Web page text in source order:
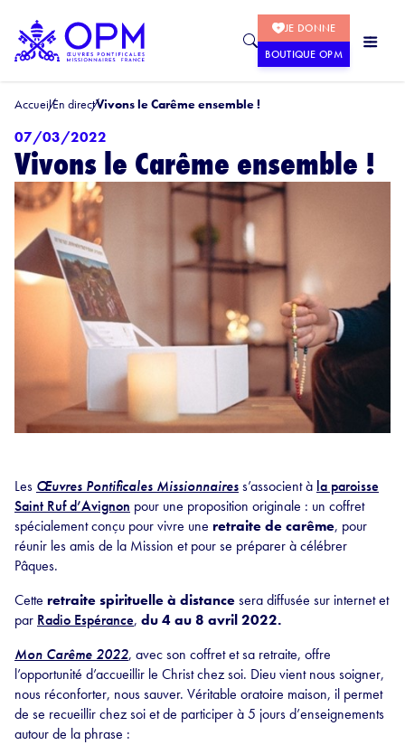
JE DONNE
BOUTIQUE OPM
AccueilEn directVivons le Carême ensemble !
07/03/2022
Vivons le Carême ensemble !
Les Œuvres Pontificales Missionnairess’associent à la paroisse
Saint Ruf d’Avignon pour une proposition originale : un coffret
spécialement conçu pour vivre une retraite de carême, pour
réunir les amis de la Mission et pour se préparer à célébrer
Pâques.
Cette retraite spirituelle à distancesera diffusée sur internet et
par Radio Espérance, du 4 au 8 avril 2022.
Mon Carême 2022, avec son coffret et sa retraite, offre
l’opportunité d’accueillir le Christ chez soi. Dieu vient nous soigner,
nous réconforter, nous sauver. Véritable oratoire maison, il permet
de se recueillir chez soi et de participer à 5 jours d’enseignements
autour de la phrase :